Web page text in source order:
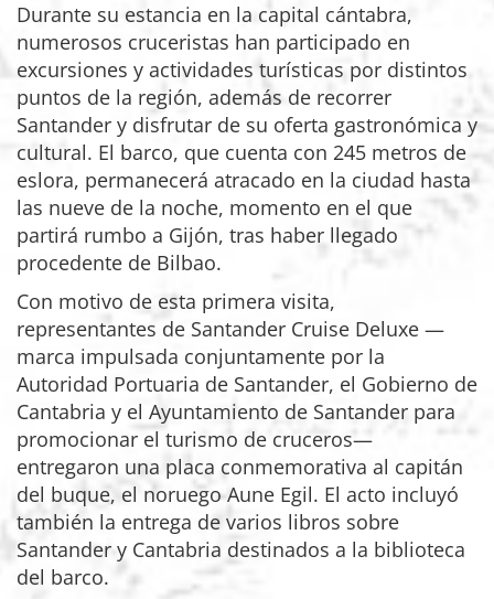
Durante su estancia en la capital cántabra,
numerosos cruceristas han participado en
excursiones y actividades turísticas por distintos
puntos de la región, además de recorrer
Santander y disfrutar de su oferta gastronómica y
cultural. El barco, que cuenta con 245 metros de
eslora, permanecerá atracado en la ciudad hasta
las nueve de la noche, momento en el que
partirá rumbo a Gijón, tras haber llegado
procedente de Bilbao.
Con motivo de esta primera visita,
representantes de Santander Cruise Deluxe —
marca impulsada conjuntamente por la
Autoridad Portuaria de Santander, el Gobierno de
Cantabria y el Ayuntamiento de Santander para
promocionar el turismo de cruceros—
entregaron una placa conmemorativa al capitán
del buque, el noruego Aune Egil. El acto incluyó
también la entrega de varios libros sobre
Santander y Cantabria destinados a la biblioteca
del barco.